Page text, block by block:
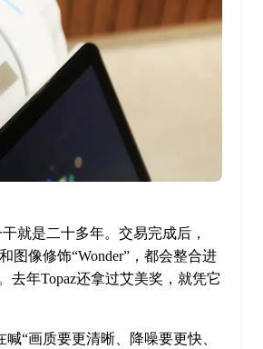
就是二十多年。交易完成后，
图像修饰“Wonder”，都会整合进
去年Topaz还拿过艾美奖，就凭它
“画质要更清晰、降噪要更快、